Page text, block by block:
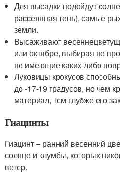
Для высадки подойдут
рассеянная тень), самые
земли.
Высаживают
или октябре, выбирая не
не имеющие каких-либо
Луковицы крокусов
до -17-19 градусов, но чем
материал, тем глубже его
Гиацинты
Гиацинт – ранний весенний
солнце и клумбы, которых
ветер.